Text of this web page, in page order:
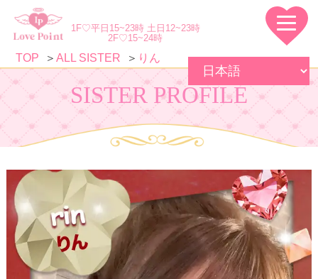
1F♡平日15~23時 土日12~23時
2F♡15~24時
SISTER PROFILE
TOP ALL SISTER りん